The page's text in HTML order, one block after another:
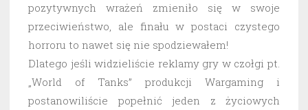
pozytywnych wrażeń zmieniło się w swoje
przeciwieństwo, ale finału w postaci czystego
horroru to nawet się nie spodziewałem!
Dlatego jeśli widzieliście reklamy gry w czołgi pt.
„World of Tanks” produkcji Wargaming i
postanowiliście popełnić jeden z życiowych